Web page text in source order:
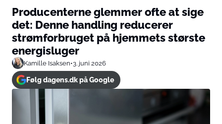
Producenterne glemmer ofte at sige
det: Denne handling reducerer
strømforbruget på hjemmets største
energisluger
Kamille Isaksen•3. juni 2026
Følg dagens.dk på Google